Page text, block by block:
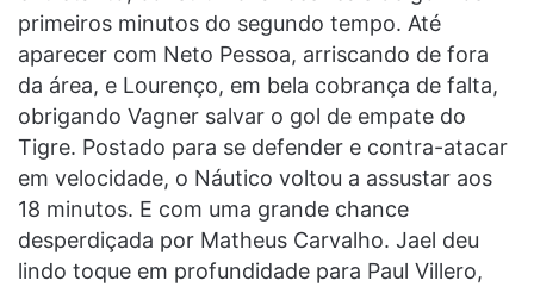
primeiros minutos do segundo tempo. Até
aparecer com Neto Pessoa, arriscando de fora
da área, e Lourenço, em bela cobrança de falta,
obrigando Vagner salvar o gol de empate do
Tigre. Postado para se defender e contra-atacar
em velocidade, o Náutico voltou a assustar aos
18 minutos. E com uma grande chance
desperdiçada por Matheus Carvalho. Jael deu
lindo toque em profundidade para Paul Villero,